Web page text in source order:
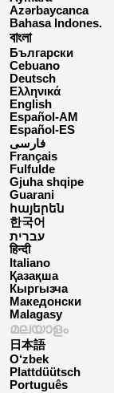
Azərbaycanca
Bahasa Indones.
বাংলা
Български
Cebuano
Deutsch
Ελληνικά
English
Español-AM
Español-ES
فارسی
Français
Fulfulde
Gjuha shqipe
Guarani
հայերեն
한국어
עברית
हिन्दी
Italiano
Қазақша
Кыргызча
Македонски
Malagasy
മലയാളം
日本語
O‘zbek
Plattdüütsch
Português